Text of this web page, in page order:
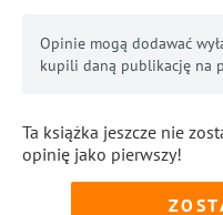
Opinie mogą dodawać
kupili daną publikację na
Ta książka jeszcze nie
opinię jako pierwszy!